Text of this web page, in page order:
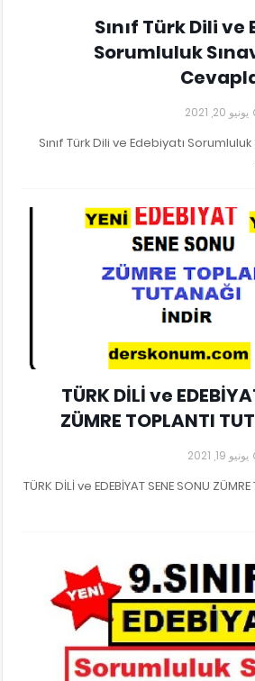
10. Sınıf Türk Dili
Sorumluluk
يونيو 20, 2021
10. Sınıf Türk Dili ve Edebiyatı
TÜRK DİLİ ve
ZÜMRE TOPLANTI
يونيو 19, 2021
TÜRK DİLİ ve EDEBİYAT SENE SONU